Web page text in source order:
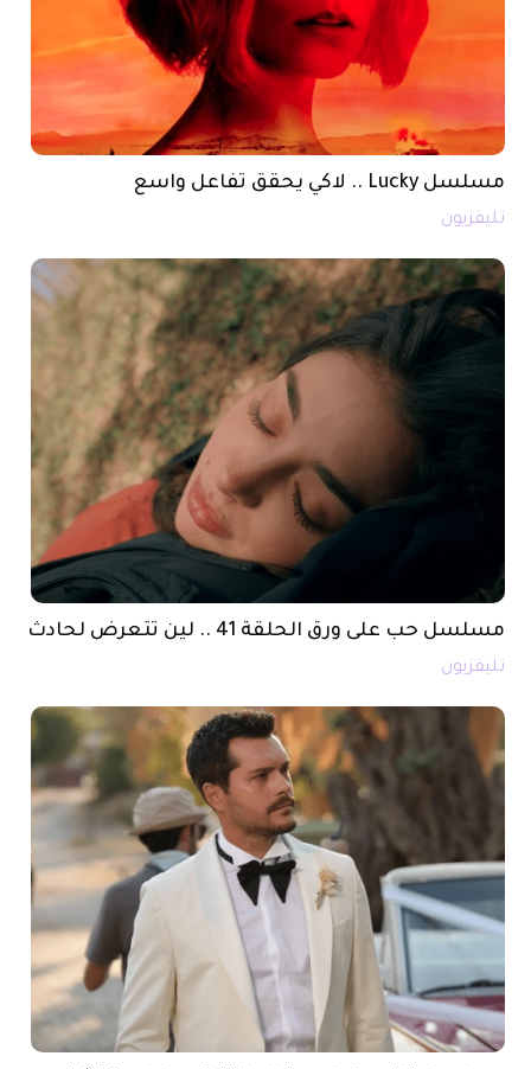
مسلسل Lucky .. لاكي يحقق تفاعل واسع
تليفزيون
مسلسل حب على ورق الحلقة 41 .. لين تتعرض لحادث
تليفزيون